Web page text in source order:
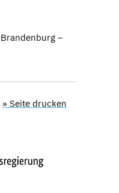
–
» Seite drucken